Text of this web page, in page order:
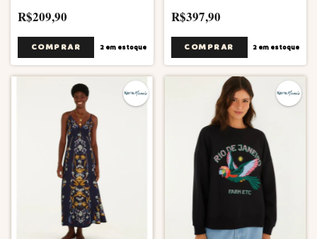
R$209,90
2em estoque
R$397,90
COMPRAR 2 em estoque